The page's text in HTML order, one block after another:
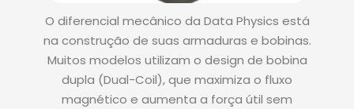
O diferencial mecânico da Data Physics está
na construção de suas armaduras e bobinas.
Muitos modelos utilizam o design de bobina
dupla (Dual-Coil), que maximiza o fluxo
magnético e aumenta a força útil sem